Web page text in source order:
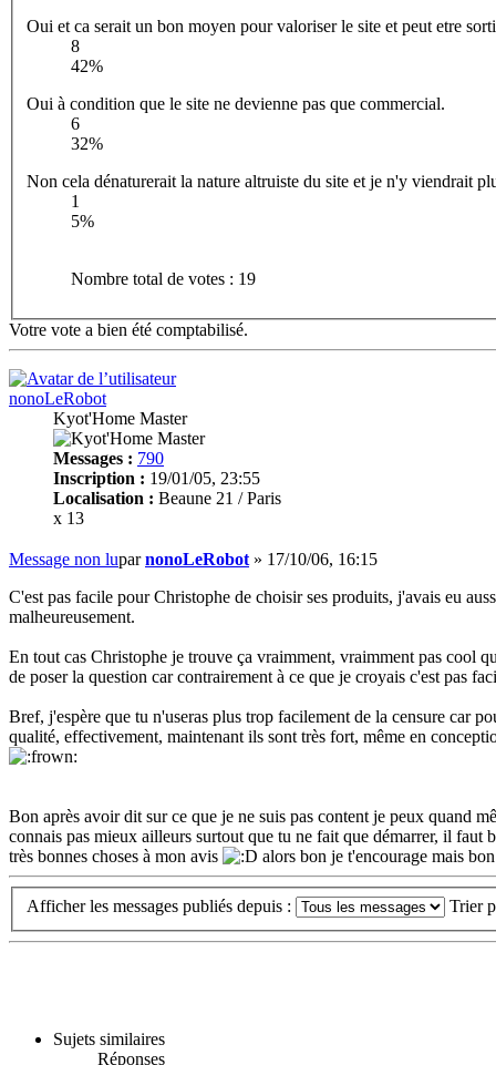
Oui et ca serait un bon moyen pour valoriser le site et peut etre
8
42%
Oui à condition que le site ne devienne pas que commercial.
6
32%
Non cela dénaturerait la nature altruiste du site et je n'y viendrait
1
5%
Nombre total de votes : 19
Votre vote a bien été comptabilisé.
nonoLeRobot
Kyot'Home Master
Messages : 790
Inscription : 19/01/05, 23:55
Localisation : Beaune 21 / Paris
x 13
Message non luparnonoLeRobot » 17/10/06, 16:15
C'est pas facile pour Christophe de choisir ses produits, j'avais eu
malheureusement.
En tout cas Christophe je trouve ça vraimment, vraimment pas cool
de poser la question car contrairement à ce que je croyais c'est pas
Bref, j'espère que tu n'useras plus trop facilement de la censure car
qualité, effectivement, maintenant ils sont très fort, même en
Bon après avoir dit sur ce que je ne suis pas content je peux quand
connais pas mieux ailleurs surtout que tu ne fait que démarrer, il faut
très bonnes choses à mon avis
alors bon je t'encourage mais
Afficher les messages publiés depuis : Trier
Sujets similaires
Réponses